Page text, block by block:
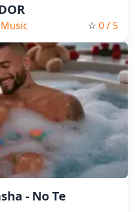
☆ 0/ 5
- No Te